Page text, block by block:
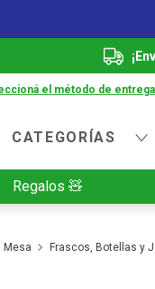
el método de entrega
CATEGORÍAS
Regalos 🧸
Mesa Frascos, Botellas y
2.
Cafe